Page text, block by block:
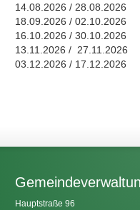
14.08.2026 / 28.08.2026
18.09.2026 / 02.10.2026
16.10.2026 / 30.10.2026
13.11.2026 / 27.11.2026
03.12.2026 / 17.12.2026
Hauptstraße 96